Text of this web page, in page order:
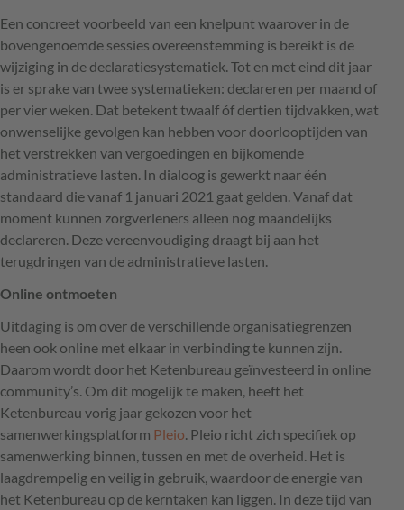
Een concreet voorbeeld van een knelpunt waarover in de
bovengenoemde sessies overeenstemming is bereikt is de
wijziging in de declaratiesystematiek. Tot en met eind dit jaar
is er sprake van twee systematieken: declareren per maand of
per vier weken. Dat betekent twaalf óf dertien tijdvakken, wat
onwenselijke gevolgen kan hebben voor doorlooptijden van
het verstrekken van vergoedingen en bijkomende
administratieve lasten. In dialoog is gewerkt naar één
standaard die vanaf 1 januari 2021 gaat gelden. Vanaf dat
moment kunnen zorgverleners alleen nog maandelijks
declareren. Deze vereenvoudiging draagt bij aan het
terugdringen van de administratieve lasten.
Online ontmoeten
Uitdaging is om over de verschillende organisatiegrenzen
heen ook online met elkaar in verbinding te kunnen zijn.
Daarom wordt door het Ketenbureau geïnvesteerd in online
community’s. Om dit mogelijk te maken, heeft het
Ketenbureau vorig jaar gekozen voor het
samenwerkingsplatform Pleio . Pleio richt zich specifiek op
samenwerking binnen, tussen en met de overheid. Het is
laagdrempelig en veilig in gebruik, waardoor de energie van
het Ketenbureau op de kerntaken kan liggen. In deze tijd van